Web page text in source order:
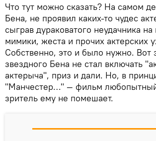
Что тут можно сказать? На самом
Бена, не проявил каких-то чудес
сыграв дураковатого неудачника
мимики, жеста и прочих актерских
Собственно, это и было нужно. Вот
звездного Бена не стал включать
актерыча", приз и дали. Но, в
"Манчестер…" — фильм
зритель ему не помешает.